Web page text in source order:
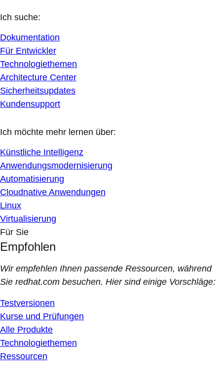
Ich suche:
Dokumentation
Für Entwickler
Technologiethemen
Architecture Center
Sicherheitsupdates
Kundensupport
Ich möchte mehr lernen über:
Künstliche Intelligenz
Anwendungsmodernisierung
Automatisierung
Cloudnative Anwendungen
Linux
Virtualisierung
Für Sie
Empfohlen
Wir empfehlen Ihnen passende Ressourcen, während
Sie redhat.com besuchen. Hier sind einige Vorschläge:
Testversionen
Kurse und Prüfungen
Alle Produkte
Technologiethemen
Ressourcen